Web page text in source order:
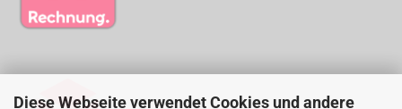
Diese Webseite verwendet Cookies und andere